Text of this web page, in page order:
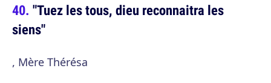
"Tuez les tous, dieu reconnaitra les
siens"
, Mère Thérésa